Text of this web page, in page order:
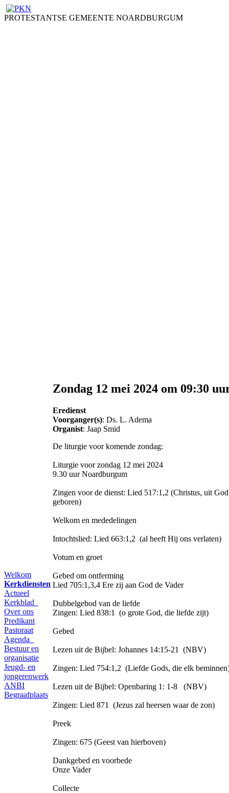
PROTESTANTSE GEMEENTE NOARDBURGUM
Welkom
Kerkdiensten
Actueel
Kerkblad
Over ons
Predikant
Pastoraat
Agenda
Bestuur en
organisatie
Jeugd- en
jongerenwerk
ANBI
Begraafplaats
Zondag 12 mei 2024 om 09:30
Eredienst
Voorganger(s): Ds. L. Adema
Organist: Jaap Smid
De liturgie voor komende zondag:
Liturgie voor zondag 12 mei 2024
9.30 uur Noardburgum
Zingen voor de dienst: Lied 517:1,2 (Christus, uit God
geboren)
Welkom en mededelingen
Intochtslied: Lied 663:1,2 (al heeft Hij ons verlaten)
Votum en groet
Gebed om ontferming
Lied 705:1,3,4 Ere zij aan God de Vader
Dubbelgebod van de liefde
Zingen: Lied 838:1 (o grote God, die liefde zijt)
Gebed
Lezen uit de Bijbel: Johannes 14:15-21 (NBV)
Zingen: Lied 754:1,2 (Liefde Gods, die elk
Lezen uit de Bijbel: Openbaring 1: 1-8 (NBV)
Zingen: Lied 871 (Jezus zal heersen waar de zon)
Preek
Zingen: 675 (Geest van hierboven)
Dankgebed en voorbede
Onze Vader
Collecte